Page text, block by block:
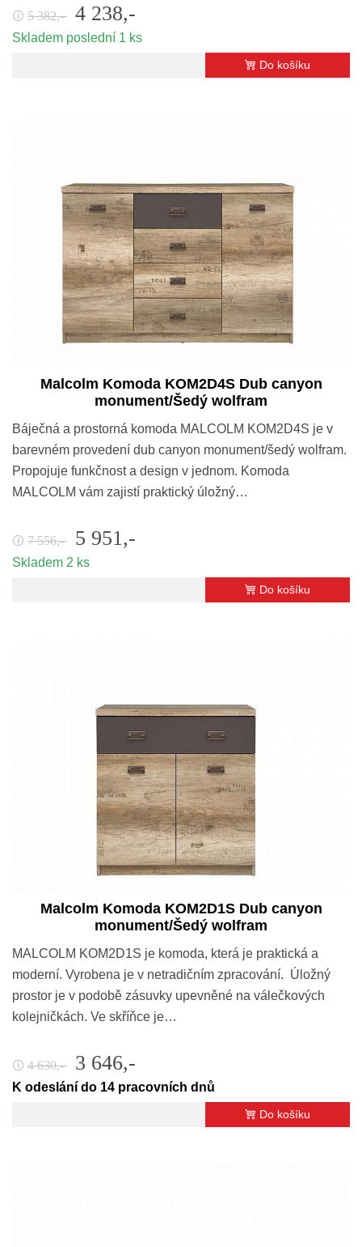
🛈 5 382,- 4 238,-
Skladem poslední 1 ks
Do košíku
Malcolm Komoda KOM2D4S Dub canyon
monument/Šedý wolfram
Báječná a prostorná komoda MALCOLM KOM2D4S je v
barevném provedení dub canyon monument/šedý wolfram.
Propojuje funkčnost a design v jednom. Komoda
MALCOLM vám zajistí praktický úložný…
🛈 7 556,- 5 951,-
Skladem 2 ks
Do košíku
Malcolm Komoda KOM2D1S Dub canyon
monument/Šedý wolfram
MALCOLM KOM2D1S je komoda, která je praktická a
moderní. Vyrobena je v netradičním zpracování. Úložný
prostor je v podobě zásuvky upevněné na válečkových
kolejničkách. Ve skříňce je…
🛈 4 630,- 3 646,-
K odeslání do 14 pracovních dnů
Do košíku